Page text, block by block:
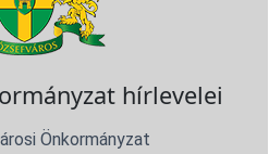
hírlevelei
Önkormányzat